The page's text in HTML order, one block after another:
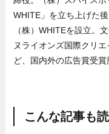
WHITE」を立ち上げた
（株）WHITEを設立。
ヌライオンズ国際クリ
ど、国内外の広告賞受賞
こんな記事も